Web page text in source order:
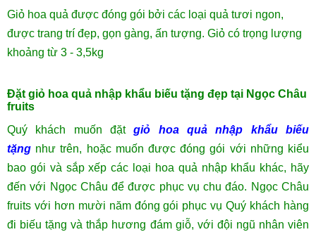
Giỏ hoa quả được đóng gói bởi các loại quả tươi ngon,
được trang trí đẹp, gọn gàng, ấn tượng. Giỏ có trọng lượng
khoảng từ 3 - 3,5kg
Đặt giỏ hoa quả nhập khẩu biếu tặng đẹp tại Ngọc Châu
fruits
Quý khách muốn đặtgiỏ hoa quả nhập khẩu biếu
tặng như trên, hoặc muốn được đóng gói với những kiểu
bao gói và sắp xếp các loại hoa quả nhập khẩu khác, hãy
đến với Ngọc Châu để được phục vụ chu đáo. Ngọc Châu
fruits với hơn mười năm đóng gói phục vụ Quý khách hàng
đi biếu tặng và thắp hương đám giỗ, với đội ngũ nhân viên